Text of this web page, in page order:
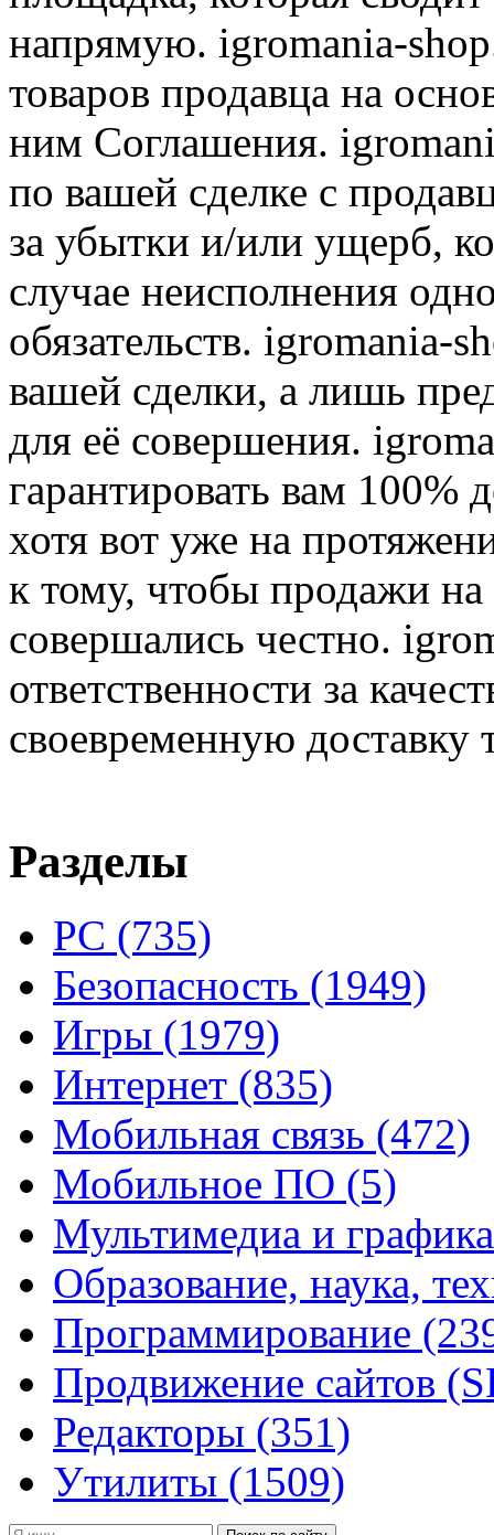
напрямую. igromania-
товаров продавца на
ним Соглашения.
по вашей сделке с
за убытки и/или ущерб,
случае неисполнения
обязательств. igromania-
вашей сделки, а лишь
для её совершения.
гарантировать вам 100%
хотя вот уже на
к тому, чтобы продажи
совершались честно.
ответственности за
своевременную доставку
Разделы
PC (735)
Безопасность (1949)
Игры (1979)
Интернет (835)
Мобильная связь (472)
Мобильное ПО (5)
Мультимедиа и
Образование, наука,
Программирование
Продвижение сайтов
Редакторы (351)
Утилиты (1509)